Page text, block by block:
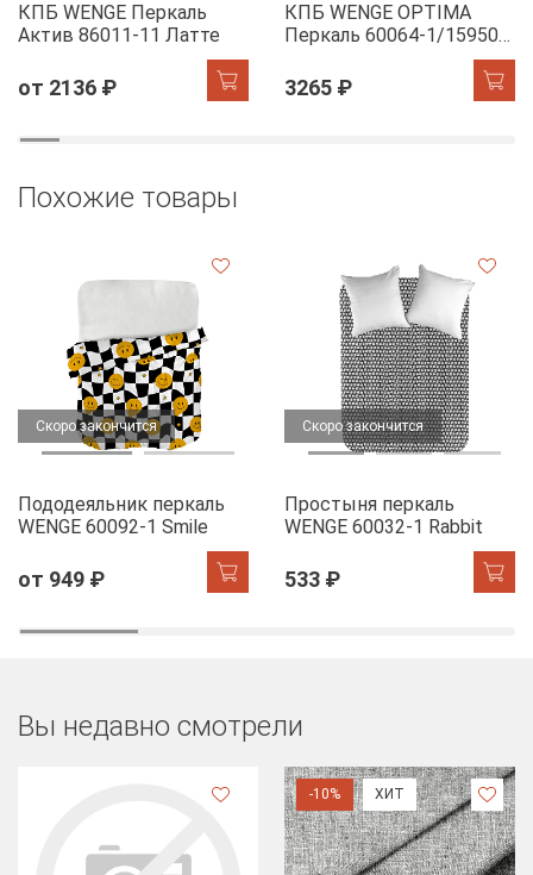
КПБ WENGE Перкаль
Актив 86011-11 Латте
от 2136 ₽
КПБ WENGE OPTIMA
Перкаль 60064-1/15950-
3265 ₽
Похожие товары
Скоро закончится
Пододеяльник перкаль
WENGE 60092-1 Smile
от 949 ₽
Скоро закончится
Простыня перкаль
WENGE 60032-1 Rabbit
533 ₽
Вы недавно смотрели
-10% ХИТ